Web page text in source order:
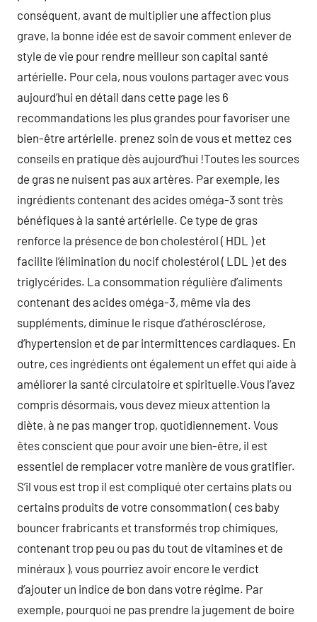
conséquent, avant de multiplier une affection plus
grave, la bonne idée est de savoir comment enlever de
style de vie pour rendre meilleur son capital santé
artérielle. Pour cela, nous voulons partager avec vous
aujourd’hui en détail dans cette page les 6
recommandations les plus grandes pour favoriser une
bien-être artérielle. prenez soin de vous et mettez ces
conseils en pratique dès aujourd’hui !Toutes les sources
de gras ne nuisent pas aux artères. Par exemple, les
ingrédients contenant des acides oméga-3 sont très
bénéfiques à la santé artérielle. Ce type de gras
renforce la présence de bon cholestérol ( HDL ) et
facilite l’élimination du nocif cholestérol ( LDL ) et des
triglycérides. La consommation régulière d’aliments
contenant des acides oméga-3, même via des
suppléments, diminue le risque d’athérosclérose,
d’hypertension et de par intermittences cardiaques. En
outre, ces ingrédients ont également un effet qui aide à
améliorer la santé circulatoire et spirituelle.Vous l’avez
compris désormais, vous devez mieux attention la
diète, à ne pas manger trop, quotidiennement. Vous
êtes conscient que pour avoir une bien-être, il est
essentiel de remplacer votre manière de vous gratifier.
S’il vous est trop il est compliqué oter certains plats ou
certains produits de votre consommation ( ces baby
bouncer frabricants et transformés trop chimiques,
contenant trop peu ou pas du tout de vitamines et de
minéraux ), vous pourriez avoir encore le verdict
d’ajouter un indice de bon dans votre régime. Par
exemple, pourquoi ne pas prendre la jugement de boire